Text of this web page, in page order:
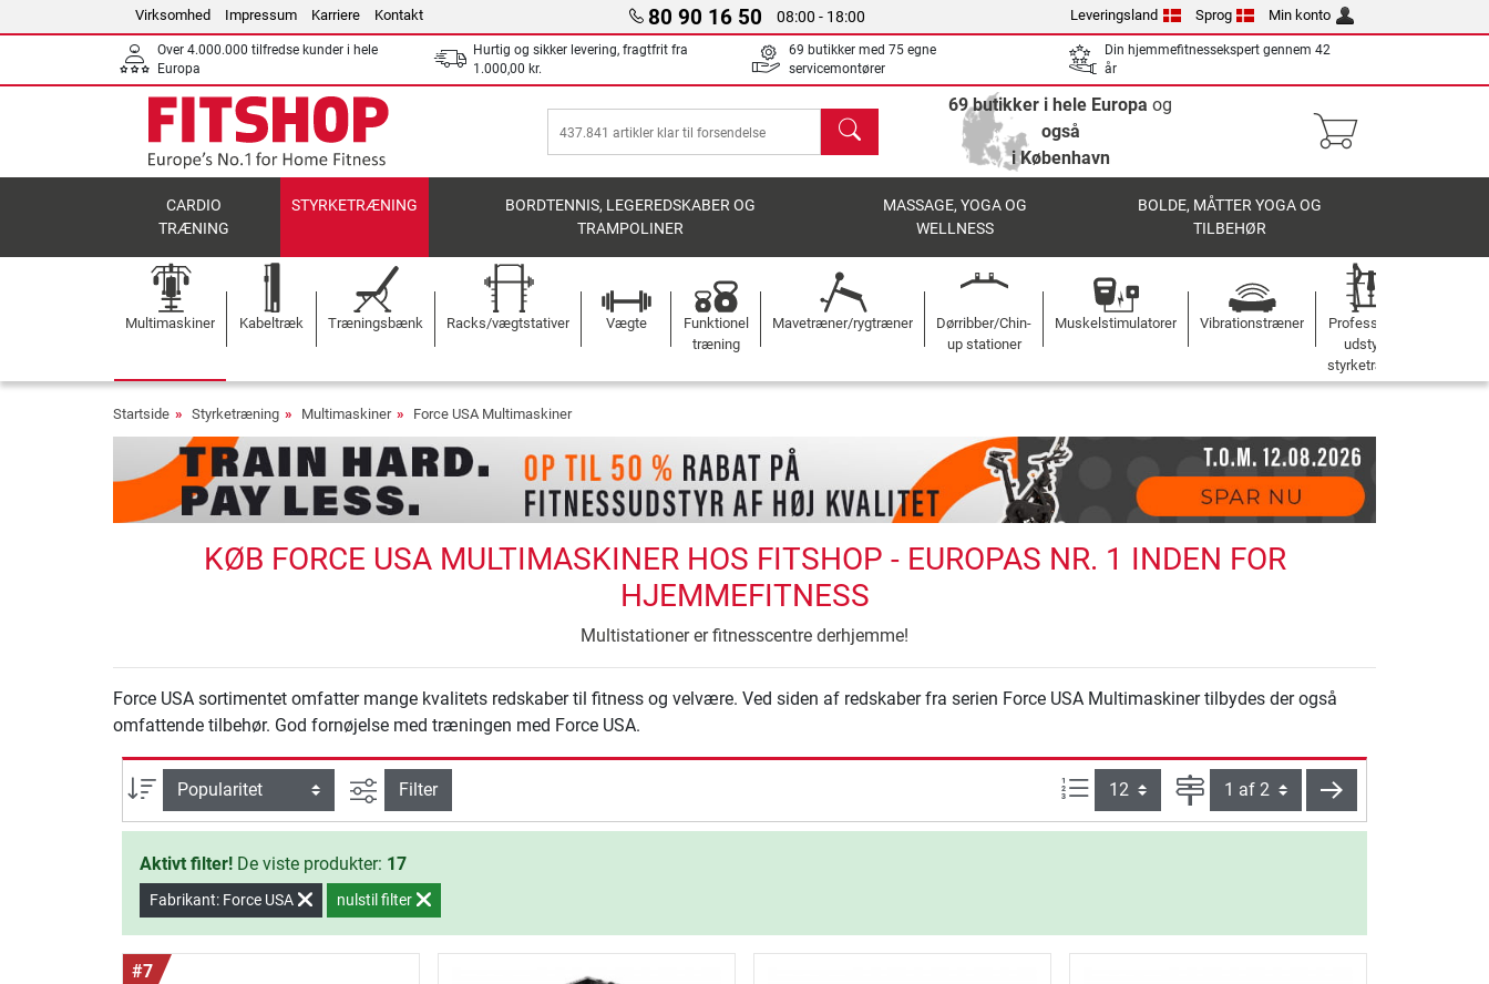
Virksomhed Impressum Karriere Kontakt 80 90 16 50 08:00 - 18:00 Leveringsland Sprog Min konto
Over 4.000.000 tilfredse kunder i hele
Europa
Hurtig og sikker levering, fragtfrit fra
1.000,00 kr.
69 butikker med 75 egne
servicemontører
Din hjemmefitnessekspert gennem 42
år
søg
69 butikker i hele Europa og
også
i København
CARDIO
TRÆNING
STYRKETRÆNING
BORDTENNIS, LEGEREDSKABER OG
TRAMPOLINER
MASSAGE, YOGA OG
WELLNESS
BOLDE, MÅTTER YOGA OG
TILBEHØR
Multimaskiner Kabeltræk Træningsbænk Racks/vægtstativer Vægte
Funktionel
træning
Mavetræner/rygtræner
Dørribber/Chin-
up stationer
Muskelstimulatorer Vibrationstræner
Professionelt
udstyr til
styrketræning
Startside Styrketræning Multimaskiner Force USA Multimaskiner
KØB FORCE USA MULTIMASKINER HOS FITSHOP - EUROPAS NR. 1 INDEN FOR
HJEMMEFITNESS
Multistationer er fitnesscentre derhjemme!
Force USA sortimentet omfatter mange kvalitets redskaber til fitness og velvære. Ved siden af redskaber fra serien Force USA Multimaskiner tilbydes der også
omfattende tilbehør. God fornøjelse med træningen med Force USA.
sortering Avanceret søgning
Filter Artikel pr. side: Side videre
Aktivt filter! De viste produkter: 17
Fabrikant: Force USA nulstil filter
#7